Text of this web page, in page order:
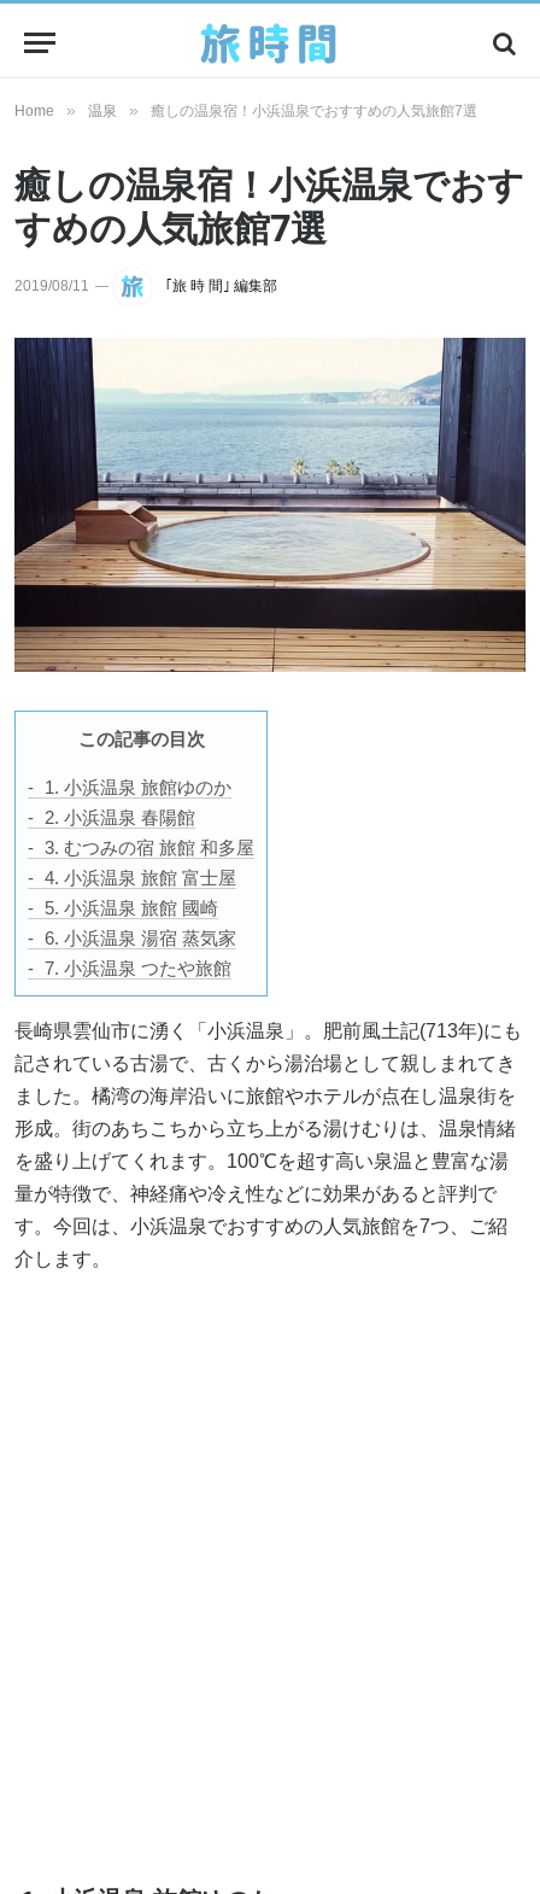
Home » 温泉 » 癒しの温泉宿！小浜温泉でおすすめの人気旅館7選
癒しの温泉宿！小浜温泉でおす
すめの人気旅館7選
2019/08/11 ｢旅 時 間｣ 編集部
この記事の目次
1. 小浜温泉 旅館ゆのか
2. 小浜温泉 春陽館
3. むつみの宿 旅館 和多屋
4. 小浜温泉 旅館 富士屋
5. 小浜温泉 旅館 國崎
6. 小浜温泉 湯宿 蒸気家
7. 小浜温泉 つたや旅館
長崎県雲仙市に湧く「小浜温泉」。肥前風土記(713年)にも
記されている古湯で、古くから湯治場として親しまれてき
ました。橘湾の海岸沿いに旅館やホテルが点在し温泉街を
形成。街のあちこちから立ち上がる湯けむりは、温泉情緒
を盛り上げてくれます。100℃を超す高い泉温と豊富な湯
量が特徴で、神経痛や冷え性などに効果があると評判で
す。今回は、小浜温泉でおすすめの人気旅館を7つ、ご紹
介します。